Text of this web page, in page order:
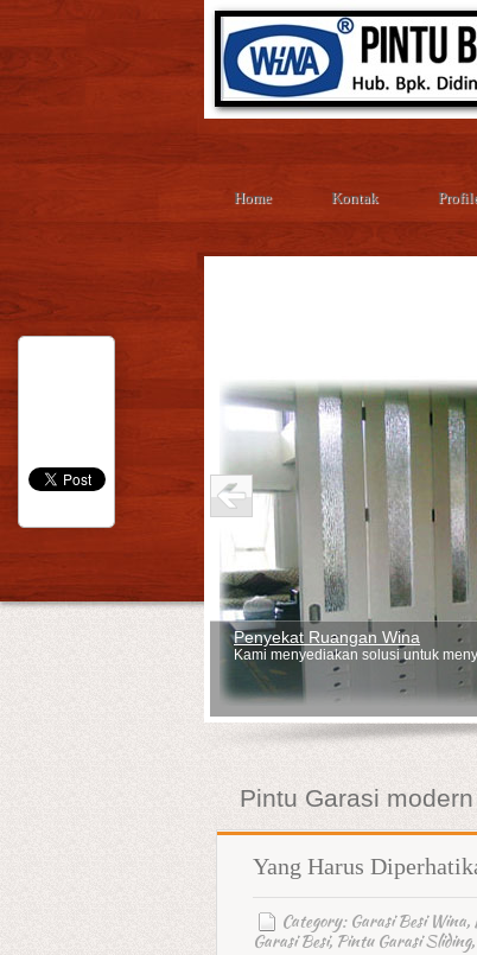
Home Kontak
Penyekat Ruangan Wina
Kami menyediakan solusi untuk
Pintu Garasi
Yang Harus
Category: Garasi Besi Wina,
Garasi Besi, Pintu Garasi Sliding,